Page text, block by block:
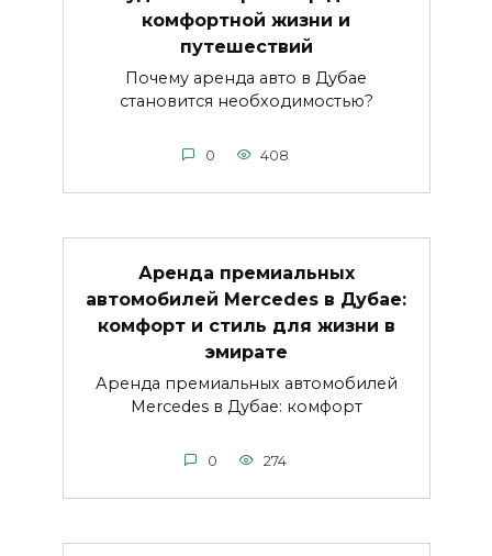
комфортной жизни и
путешествий
Почему аренда авто в Дубае
становится необходимостью?
0 408
Аренда премиальных
автомобилей Mercedes в Дубае:
комфорт и стиль для жизни в
эмирате
Аренда премиальных автомобилей
Mercedes в Дубае: комфорт
0 274